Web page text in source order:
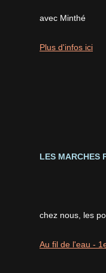
avec Minthé
Plus d'infos ici
LES MARCHES
chez nous, les
Au fil de l'eau -